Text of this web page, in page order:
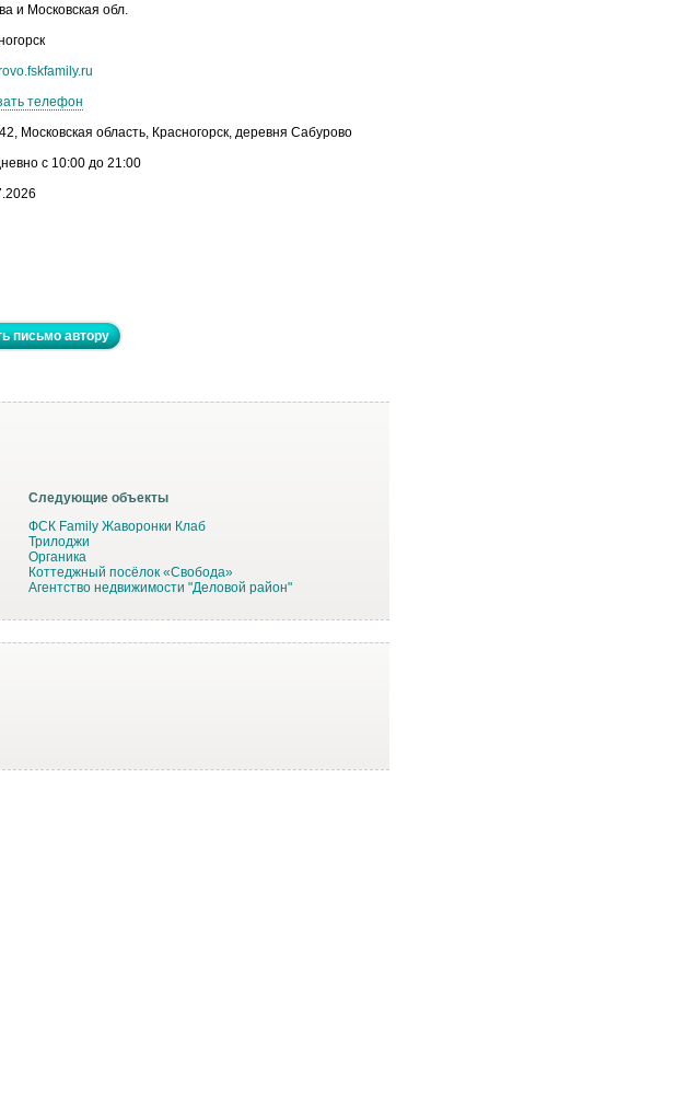
и Московская обл.
телефон
Московская область, Красногорск, деревня Сабурово
с 10:00 до 21:00
письмо автору
Следующие объекты
ФСК Family Жаворонки Клаб
Трилоджи
Органика
Коттеджный посёлок «Свобода»
Агентство недвижимости "Деловой район"